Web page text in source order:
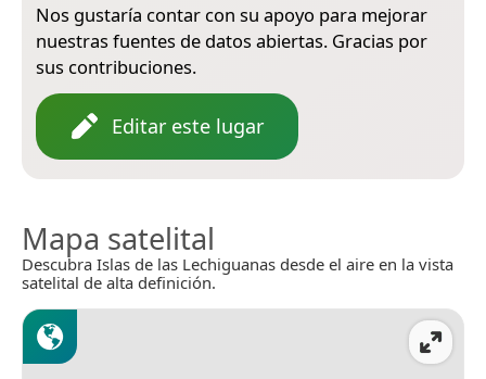
Nos gustaría contar con su apoyo para mejorar
nuestras fuentes de datos abiertas. Gracias por
sus contribuciones.
Editar este lugar
Mapa satelital
Descubra Islas de las Lechiguanas desde el aire en la vista
satelital de alta definición.